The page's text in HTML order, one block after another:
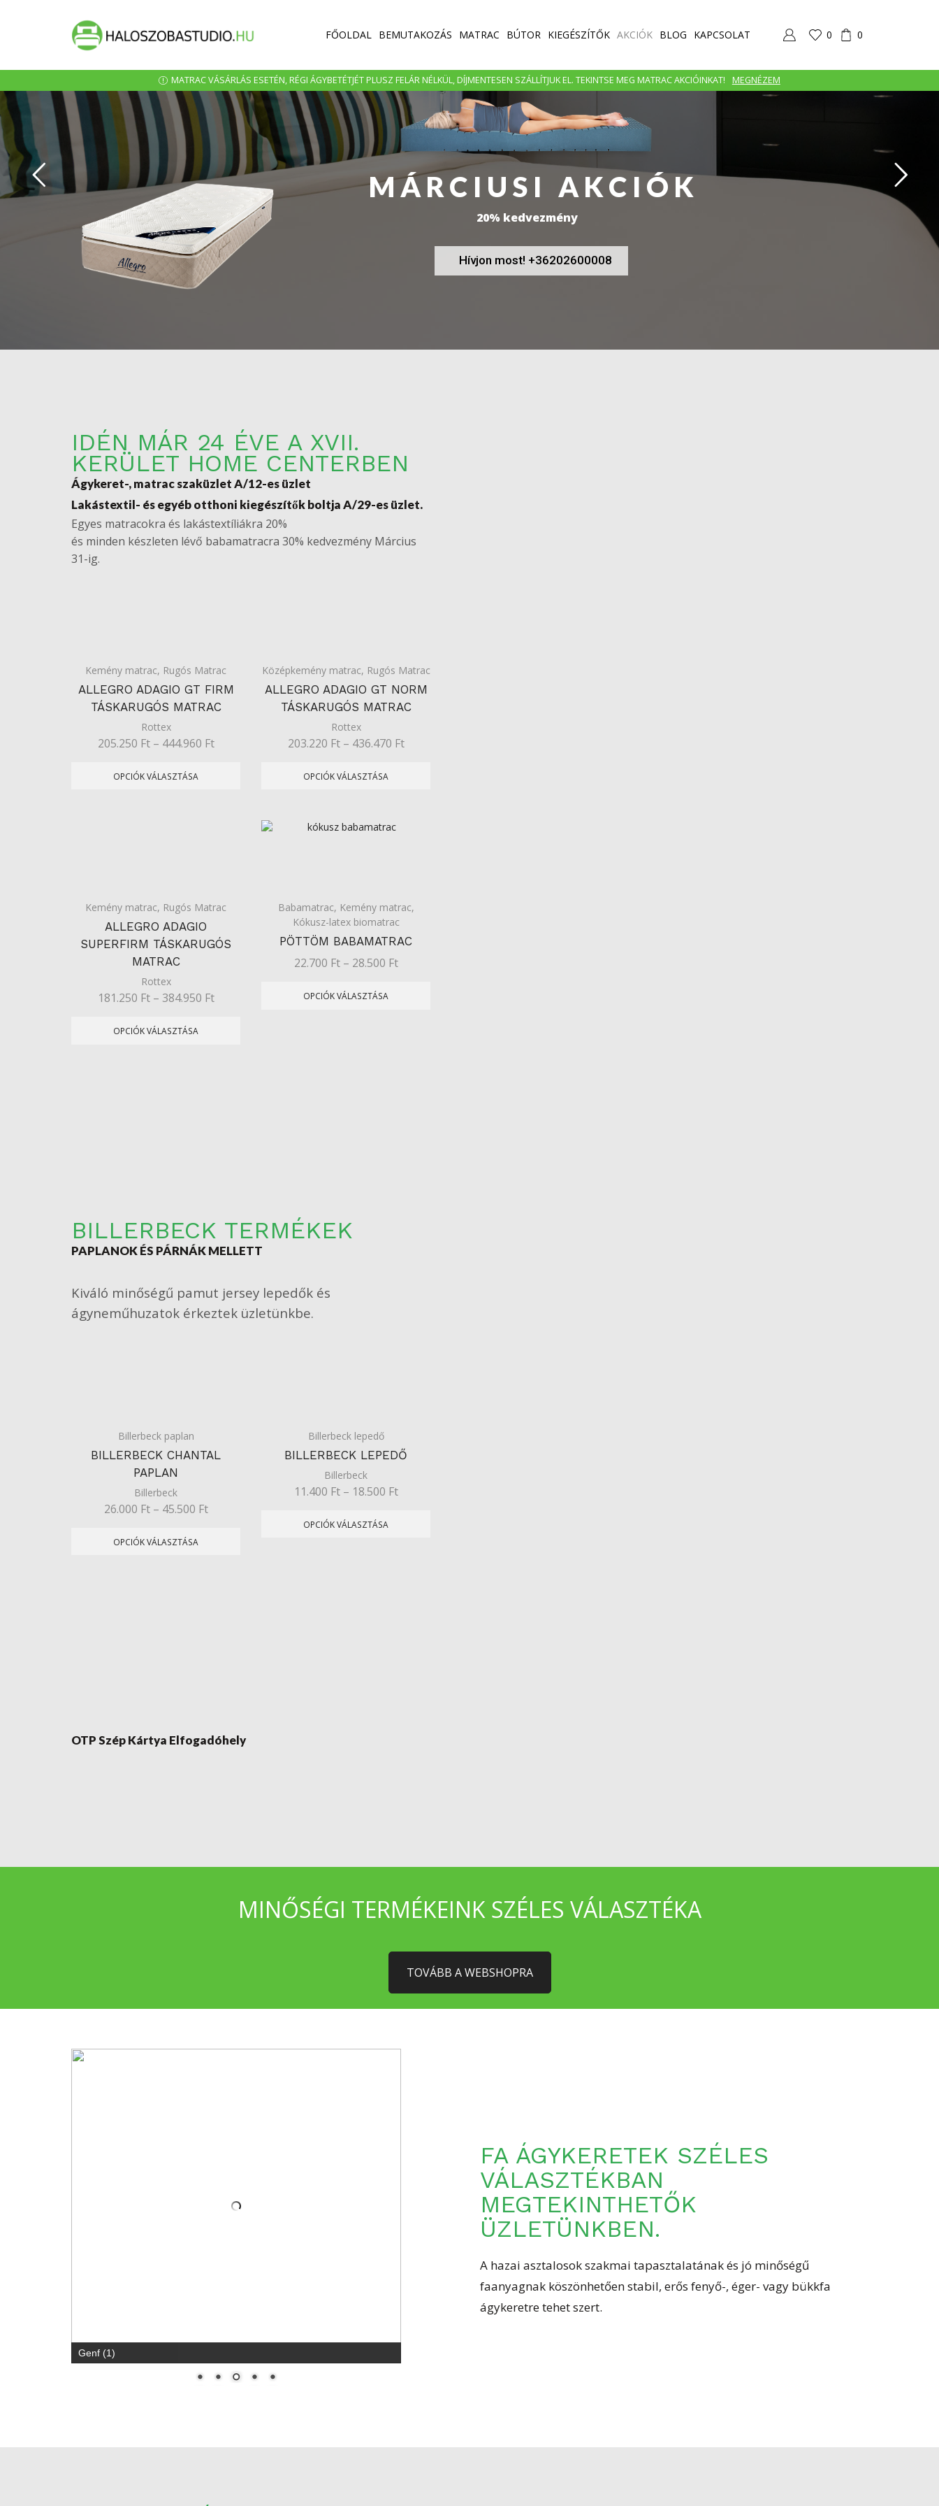
FŐOLDAL BEMUTAKOZÁS MATRAC BÚTOR KIEGÉSZÍTŐK AKCIÓK BLOG KAPCSOLAT 0 0
MATRAC VÁSÁRLÁS ESETÉN, RÉGI ÁGYBETÉTJÉT PLUSZ FELÁR NÉLKÜL, DÍJMENTESEN SZÁLLÍTJUK EL. TEKINTSE MEG MATRAC AKCIÓINKAT! MEGNÉZEM
MÁRCIUSI AKCIÓK
20% kedvezmény
Hívjon most! +36202600008
IDÉN MÁR 24 ÉVE A XVII.
KERÜLET HOME CENTERBEN
Ágykeret-, matrac szaküzlet A/12-es üzlet
Lakástextil- és egyéb otthoni kiegészítők boltja A/29-es üzlet.
Egyes matracokra és lakástextíliákra 20%
és minden készleten lévő babamatracra 30% kedvezmény Március
31-ig.
Kemény matrac, Rugós Matrac
ALLEGRO ADAGIO GT FIRM
TÁSKARUGÓS MATRAC
Rottex
205.250 Ft– 444.960 Ft
OPCIÓK VÁLASZTÁSA
Középkemény matrac, Rugós Matrac
ALLEGRO ADAGIO GT NORM
TÁSKARUGÓS MATRAC
Rottex
203.220 Ft– 436.470 Ft
OPCIÓK VÁLASZTÁSA
Kemény matrac, Rugós Matrac
ALLEGRO ADAGIO
SUPERFIRM TÁSKARUGÓS
MATRAC
Rottex
181.250 Ft– 384.950 Ft
OPCIÓK VÁLASZTÁSA
Babamatrac, Kemény matrac,
Kókusz-latex biomatrac
PÖTTÖM BABAMATRAC
22.700 Ft– 28.500 Ft
OPCIÓK VÁLASZTÁSA
BILLERBECK TERMÉKEK
PAPLANOK ÉS PÁRNÁK MELLETT
Kiváló minőségű pamut jersey lepedők és
ágyneműhuzatok érkeztek üzletünkbe.
Billerbeck paplan
BILLERBECK CHANTAL
PAPLAN
Billerbeck
26.000 Ft– 45.500 Ft
OPCIÓK VÁLASZTÁSA
Billerbeck lepedő
BILLERBECK LEPEDŐ
Billerbeck
11.400 Ft– 18.500 Ft
OPCIÓK VÁLASZTÁSA
OTP Szép Kártya Elfogadóhely
MINŐSÉGI TERMÉKEINK SZÉLES VÁLASZTÉKA
TOVÁBB A WEBSHOPRA
VÁLASZTÉKBAN
MEGTEKINTHETŐK
ÜZLETÜNKBEN.
A hazai asztalosok szakmai tapasztalatának és jó minőségű
ágykeretre tehet szert.